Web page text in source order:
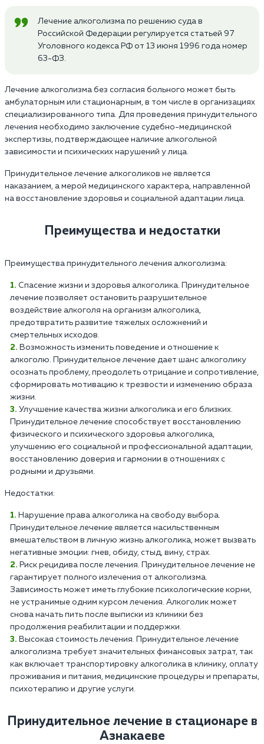
Лечение алкоголизма по решению суда в
Российской Федерации регулируется статьей 97
Уголовного кодекса РФ от 13 июня 1996 года номер
63-ФЗ.
Лечение алкоголизма без согласия больного может быть
амбулаторным или стационарным, в том числе в организациях
специализированного типа. Для проведения принудительного
лечения необходимо заключение судебно-медицинской
экспертизы, подтверждающее наличие алкогольной
зависимости и психических нарушений у лица.
Принудительное лечение алкоголиков не является
наказанием, а мерой медицинского характера, направленной
на восстановление здоровья и социальной адаптации лица.
Преимущества и недостатки
Преимущества принудительного лечения алкоголизма:
Спасение жизни и здоровья алкоголика. Принудительное
лечение позволяет остановить разрушительное
воздействие алкоголя на организм алкоголика,
предотвратить развитие тяжелых осложнений и
смертельных исходов.
Возможность изменить поведение и отношение к
алкоголю. Принудительное лечение дает шанс алкоголику
осознать проблему, преодолеть отрицание и сопротивление,
сформировать мотивацию к трезвости и изменению образа
жизни.
Улучшение качества жизни алкоголика и его близких.
Принудительное лечение способствует восстановлению
физического и психического здоровья алкоголика,
улучшению его социальной и профессиональной адаптации,
восстановлению доверия и гармонии в отношениях с
родными и друзьями.
Недостатки:
Нарушение права алкоголика на свободу выбора.
Принудительное лечение является насильственным
вмешательством в личную жизнь алкоголика, может вызвать
негативные эмоции: гнев, обиду, стыд, вину, страх.
Риск рецидива после лечения. Принудительное лечение не
гарантирует полного излечения от алкоголизма.
Зависимость может иметь глубокие психологические корни,
не устранимые одним курсом лечения. Алкоголик может
снова начать пить после выписки из клиники без
продолжения реабилитации и поддержки.
Высокая стоимость лечения. Принудительное лечение
алкоголизма требует значительных финансовых затрат, так
как включает транспортировку алкоголика в клинику, оплату
проживания и питания, медицинские процедуры и препараты,
психотерапию и другие услуги.
Принудительное лечение в стационаре в
Азнакаеве